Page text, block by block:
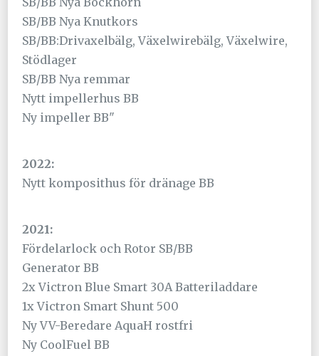
SB/BB Nya Knutkors
SB/BB:Drivaxelbälg, Växelwirebälg, Växelwire,
Stödlager
SB/BB Nya remmar
Nytt impellerhus BB
Ny impeller BB"
2022:
Nytt komposithus för dränage BB
2021:
Fördelarlock och Rotor SB/BB
Generator BB
2x Victron Blue Smart 30A Batteriladdare
1x Victron Smart Shunt 500
Ny VV-Beredare AquaH rostfri
Ny CoolFuel BB